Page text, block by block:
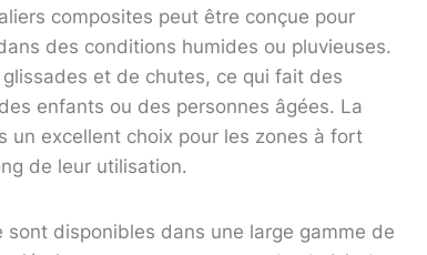
composites peut être conçue pour
des conditions humides ou pluvieuses.
et de chutes, ce qui fait des
enfants ou des personnes âgées. La
excellent choix pour les zones à fort
de leur utilisation.
disponibles dans une large gamme de